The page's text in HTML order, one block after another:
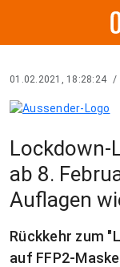
01.02.2021, 18:28:24 /
Lockdown-
ab 8.
Auflagen
Rückkehr zum
auf FFP2-